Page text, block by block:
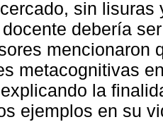
sin
debería
mencionaron
metacognitivas
la
ejemplos en su